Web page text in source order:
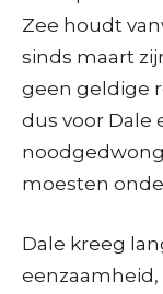
Zee houdt
sinds maart
geen geldige
dus voor Dale
moesten
Dale kreeg
eenzaamheid,